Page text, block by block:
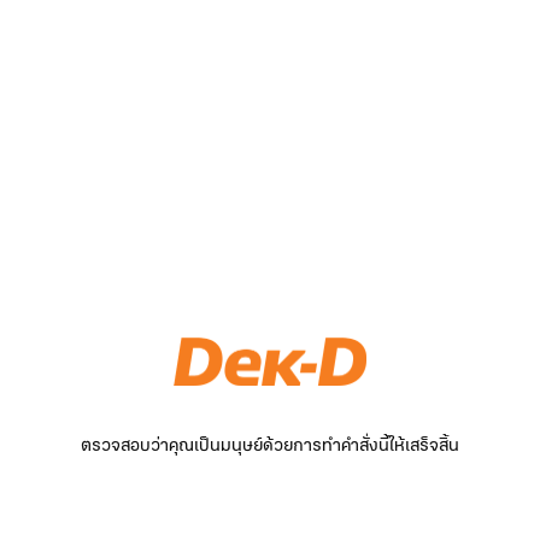
ตรวจสอบว่าคุณเป็นมนุษย์ด้วยการทำคำสั่งนี้ให้เสร็จสิ้น